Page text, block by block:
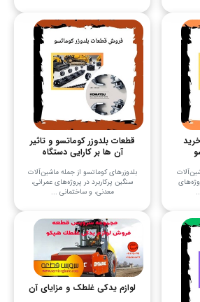
قطعات بلدوزر کوماتسو و تاثیر
آن ها بر کارایی دستگاه
بلدوزرهای کوماتسو از جمله ماشین‌آلات
سنگین پرکاربرد در پروژه‌های عمرانی،
معدنی، و ساختمانی ...
لوازم یدکی غلطک و مزایای آن